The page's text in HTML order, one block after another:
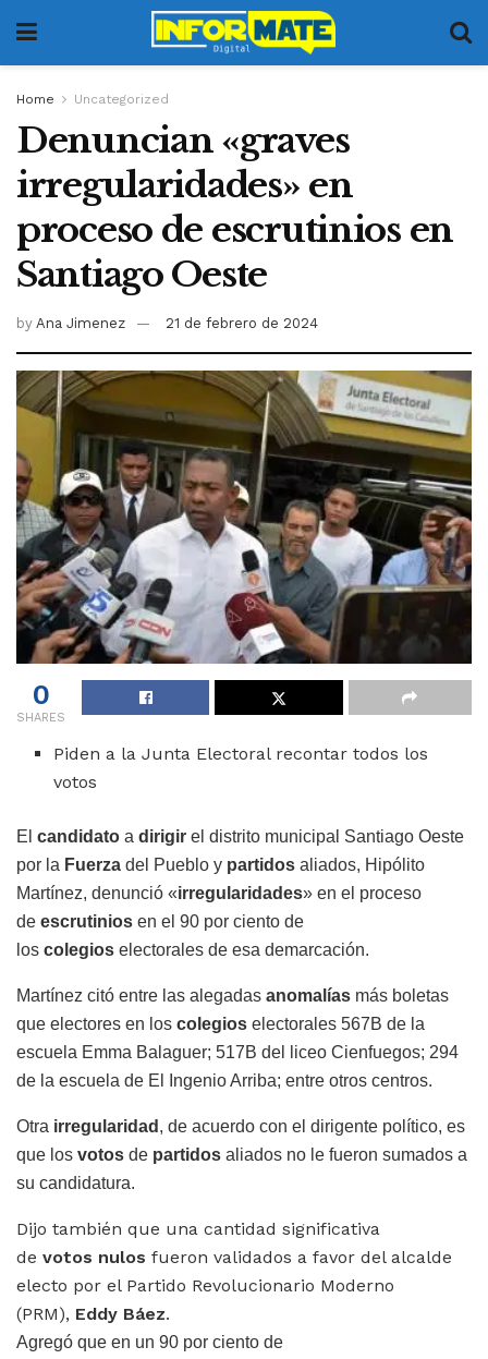
Home Uncategorized
Denuncian «graves
irregularidades» en
proceso de escrutinios en
Santiago Oeste
by Ana Jimenez 21 de febrero de 2024
0
SHARES
Piden a la Junta Electoral recontar todos los
votos
El candidato a dirigir el distrito municipal Santiago Oeste
por la Fuerza del Pueblo y partidos aliados, Hipólito
Martínez, denunció «irregularidades» en el proceso
de escrutinios en el 90 por ciento de
los colegios electorales de esa demarcación.
Martínez citó entre las alegadas anomalías más boletas
que electores en los colegios electorales 567B de la
escuela Emma Balaguer; 517B del liceo Cienfuegos; 294
de la escuela de El Ingenio Arriba; entre otros centros.
Otra irregularidad , de acuerdo con el dirigente político, es
que los votos de partidos aliados no le fueron sumados a
su candidatura.
Dijo también que una cantidad significativa
de votos nulos fueron validados a favor del alcalde
electo por el Partido Revolucionario Moderno
(PRM), Eddy Báez.
Agregó que en un 90 por ciento de